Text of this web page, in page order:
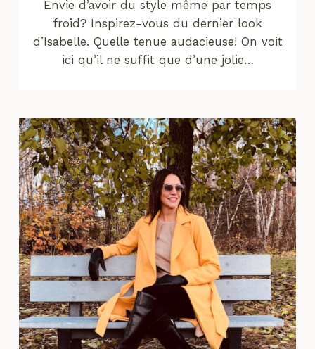
Envie d’avoir du style même par temps
froid? Inspirez-vous du dernier look
d’Isabelle. Quelle tenue audacieuse! On voit
ici qu’il ne suffit que d’une jolie…